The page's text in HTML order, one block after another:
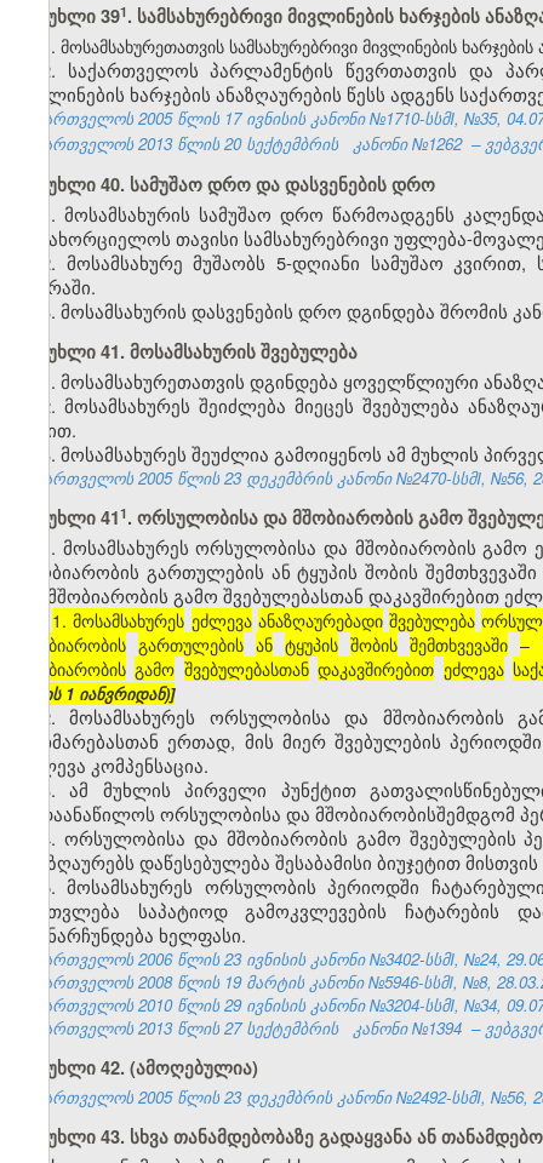
მუხლი 39​1. სამსახურებრივი მივლინების ხარჯების
1. მოსამსახურეთათვის სამსახურებრივი მივლინების
2. საქართველოს პარლამენტის წევრთათვის და
მივლინების ხარჯების ანაზღაურების წესს ადგენს
საქართველოს 2005 წლის 17 ივნისის კანონი №1710-სსმI, №35,
საქართველოს 2013 წლის 20 სექტემბრის
კანონი №1262 –
მუხლი 40. სამუშაო დრო და დასვენების დრო
1. მოსამსახურის სამუშაო დრო წარმოადგენს
განახორციელოს თავისი სამსახურებრივი უფლება-
2. მოსამსახურე მუშაობს 5-დღიანი სამუშაო
კვირაში.
3. მოსამსახურის დასვენების დრო დგინდება შრომის
მუხლი41. მოსამსახურისშვებულება
1. მოსამსახურეთათვის დგინდება ყოველწლიური
2. მოსამსახურეს შეიძლება მიეცეს შვებულება
წესით.
3. მოსამსახურეს შეუძლია გამოიყენოს ამ მუხლის
საქართველოს 2005 წლის 23 დეკემბრის კანონი №2470-სსმI, №56,
მუხლი 41​1. ორსულობისა და მშობიარობის გამო
1. მოსამსახურეს ორსულობისა და მშობიარობის
მშობიარობის გართულების ან ტყუპის შობის
და მშობიარობის გამო შვებულებასთან დაკავშირებით
1.მოსამსახურეს ეძლევა ანაზღაურებადი შვებულება
მშობიარობის გართულების ან ტყუპის შობის შემთხვევაში –
მშობიარობის გამო შვებულებასთან დაკავშირებით ეძლევა
წლის 1 იანვრიდან)]
2. მოსამსახურეს ორსულობისა და მშობიარობის
დახმარებასთან ერთად, მის მიერ შვებულების
ეძლევა კომპენსაცია.
3. ამ მუხლის პირველი პუნქტით
გადაანაწილოს ორსულობისა და მშობიარობისშემდგომ
4. ორსულობისა და მშობიარობის გამო შვებულების
ანაზღაურებს დაწესებულება შესაბამისი ბიუჯეტით
5. მოსამსახურეს ორსულობის პერიოდში
ჩაეთვლება საპატიოდ გამოკვლევების ჩატარების
შეუნარჩუნდება ხელფასი.
საქართველოს 2006 წლის 23 ივნისის კანონი №3402-სსმI, №24,
საქართველოს 2008 წლის 19 მარტის კანონი №5946-სსმI, №8,
საქართველოს 2010 წლის 29 ივნისის კანონი №3204-სსმI, №34,
საქართველოს 2013 წლის 27 სექტემბრის
კანონი №1394 –
მუხლი 42. (ამოღებულია)
საქართველოს 2005 წლის 23 დეკემბრის კანონი №2492-სსმI, №56,
მუხლი 43. სხვა თანამდებობაზე გადაყვანა ან